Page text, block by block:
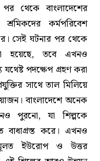
থেকে বাংলাদেশের
কর্মপরিবেশ
সেই ঘটনার পর থেকে
হয়েছে, তবে এখনও
পদক্ষেপ গ্রহণ করা
সাথে তাল মিলিয়ে
বাংলাদেশে অনেক
পুরনো, যা শিল্পকে
বাধাগ্রস্ত করে। এখনও
মূলত ইউরোপ ও উত্তর